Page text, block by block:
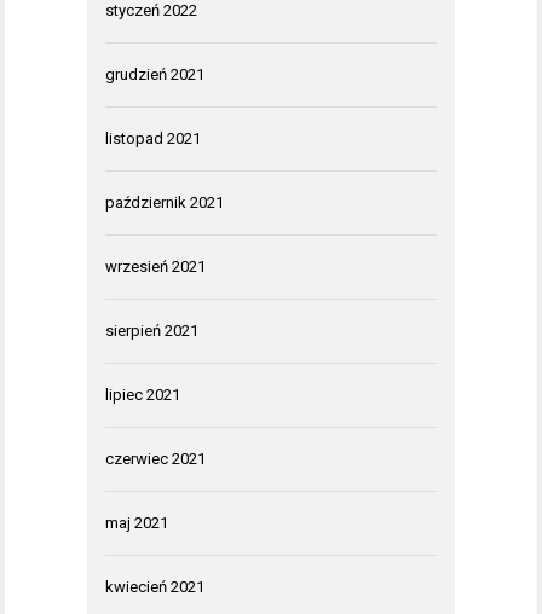
styczeń 2022
grudzień 2021
listopad 2021
październik 2021
wrzesień 2021
sierpień 2021
lipiec 2021
czerwiec 2021
maj 2021
kwiecień 2021